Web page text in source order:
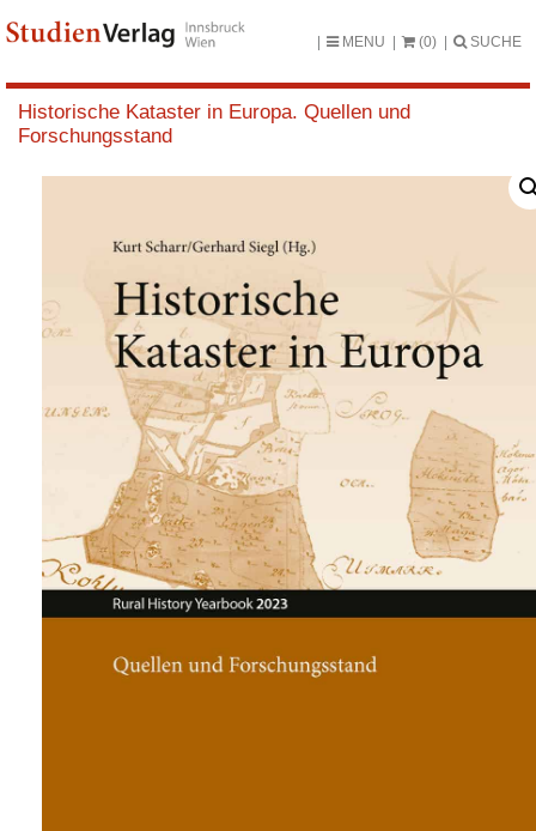
MENU (0) SUCHE
Historische Kataster in Europa. Quellen und
Forschungsstand